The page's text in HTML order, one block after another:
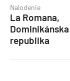
Nalodenie
La Romana,
Dominikánska
republika